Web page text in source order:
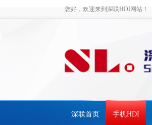
您好，欢迎来到深联HDI网站！
深联首页 手机HDI